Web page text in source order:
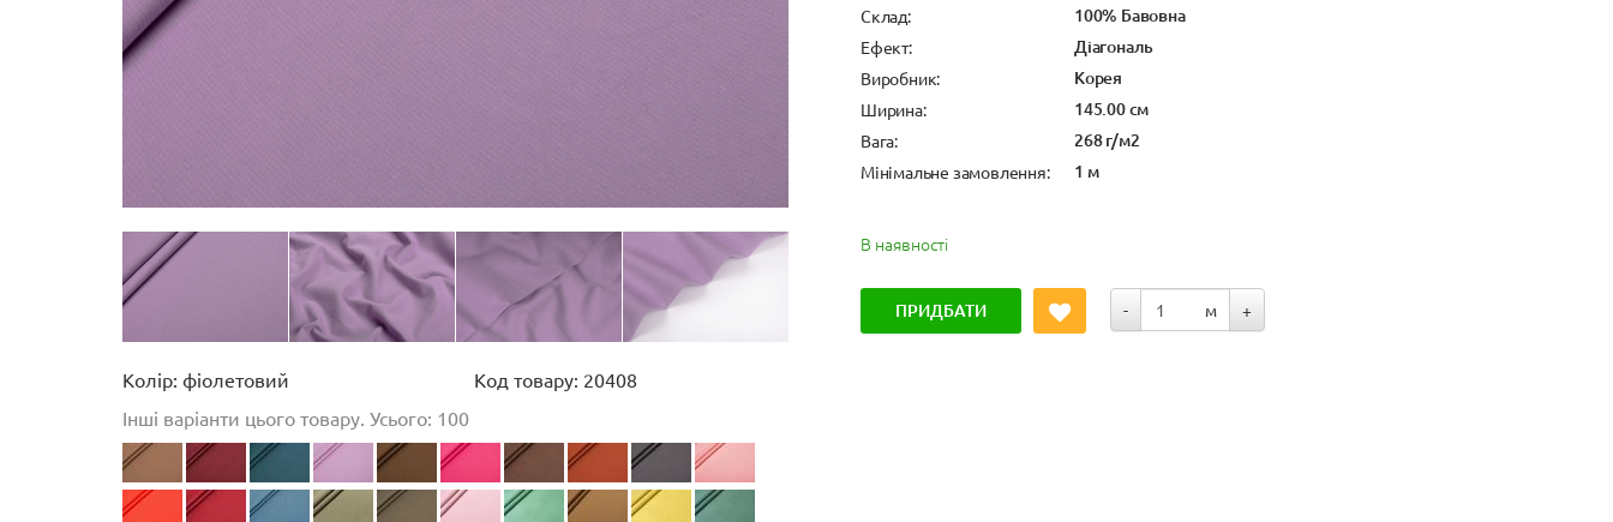
Колір: фіолетовий
Код товару: 20408
Інші варіанти цього товару. Усього: 100
Cклад: 100% Бавовна
Ефект: Діагональ
Виробник: Корея
Ширина: 145.00 см
Вага: 268 г/м2
Мінімальне замовлення: 1 м
В наявності
ПРИДБАТИ - м +